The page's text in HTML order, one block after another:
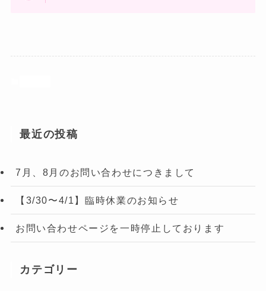
最近の投稿
7月、8月のお問い合わせにつきまして
【3/30〜4/1】臨時休業のお知らせ
お問い合わせページを一時停止しております
カテゴリー